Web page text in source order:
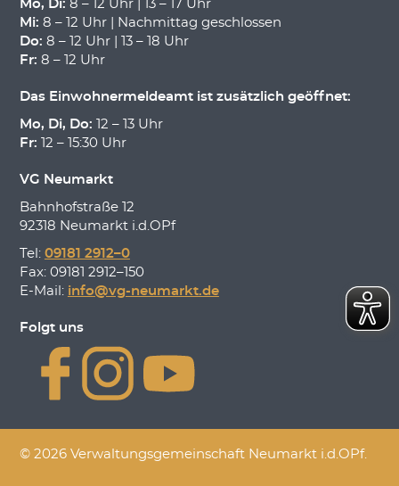
Mo, Di: 8 – 12 Uhr | 13 – 17 Uhr
Mi: 8 – 12 Uhr | Nachmittag geschlossen
Do: 8 – 12 Uhr | 13 – 18 Uhr
Fr: 8 – 12 Uhr
Das Einwohnermeldeamt ist zusätzlich geöffnet:
Mo, Di, Do: 12 – 13 Uhr
Fr: 12 – 15:30 Uhr
VG Neumarkt
Bahnhofstraße 12
92318 Neumarkt i.d.OPf
Tel: 09181 2912–0
Fax: 09181 2912–150
E-Mail: info@vg-neumarkt.de
Folgt uns
© 2026 Verwaltungsgemeinschaft Neumarkt i.d.OPf.